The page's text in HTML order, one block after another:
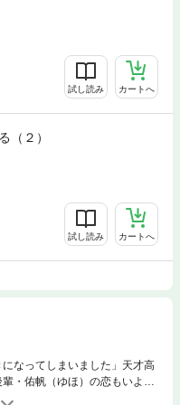
試し読み カートへ
（２）
試し読み カートへ
になってしまいました」天才高
・佑帆（ゆほ）の恋もいよい
挑戦するため、日本を離れる